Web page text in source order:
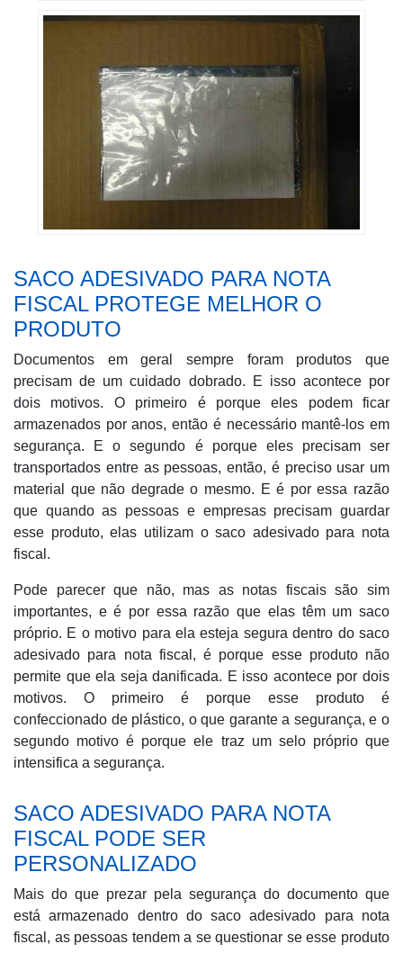
SACO ADESIVADO PARA NOTA
FISCAL PROTEGE MELHOR O
PRODUTO
Documentos em geral sempre foram produtos que
precisam de um cuidado dobrado. E isso acontece por
dois motivos. O primeiro é porque eles podem ficar
armazenados por anos, então é necessário mantê-los em
segurança. E o segundo é porque eles precisam ser
transportados entre as pessoas, então, é preciso usar um
material que não degrade o mesmo. E é por essa razão
que quando as pessoas e empresas precisam guardar
esse produto, elas utilizam o saco adesivado para nota
fiscal.
Pode parecer que não, mas as notas fiscais são sim
importantes, e é por essa razão que elas têm um saco
próprio. E o motivo para ela esteja segura dentro do saco
adesivado para nota fiscal, é porque esse produto não
permite que ela seja danificada. E isso acontece por dois
motivos. O primeiro é porque esse produto é
confeccionado de plástico, o que garante a segurança, e o
segundo motivo é porque ele traz um selo próprio que
intensifica a segurança.
SACO ADESIVADO PARA NOTA
FISCAL PODE SER
PERSONALIZADO
Mais do que prezar pela segurança do documento que
está armazenado dentro do saco adesivado para nota
fiscal, as pessoas tendem a se questionar se esse produto